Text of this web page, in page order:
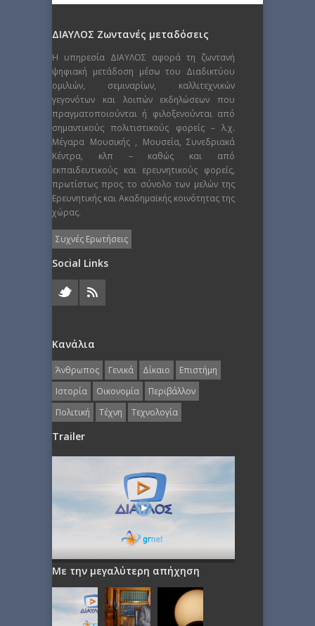
ΔΙΑΥΛΟΣ Ζωντανές μεταδόσεις
Η υπηρεσία ΔΙΑΥΛΟΣ αφορά τη ζωντανή
ψηφιακή μετάδοση μέσω του Διαδικτύου
ομιλιών, σεμιναρίων, καλλιτεχνικών
γεγονότων και λοιπών εκδηλώσεων που
πραγματοποιούνται ή φιλοξενούνται από
σημαντικούς πολιτιστικούς φορείς – λ.χ.
Μέγαρα Μουσικής , Μουσεία, Συνεδριακά
Κέντρα, κλπ – καθώς και από
εκπαιδευτικούς και ερευνητικούς φορείς,
πρωτίστως προς το σύνολο των μελών της
Ερευνητικής και Ακαδημαϊκής κοινότητας της
χώρας.
Συχνές Ερωτήσεις
Social Links
Κανάλια
Άνθρωπος Γενικά Δίκαιο
Επιστήμη
Ιστορία
Οικονομία
Περιβάλλον
Πολιτική
Τέχνη Τεχνολογία
Trailer
Με την μεγαλύτερη απήχηση